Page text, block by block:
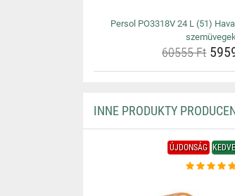
Persol PO3318V 24 L (51)
60555 Ft
INNE PRODUKTY
ÚJDONSÁG